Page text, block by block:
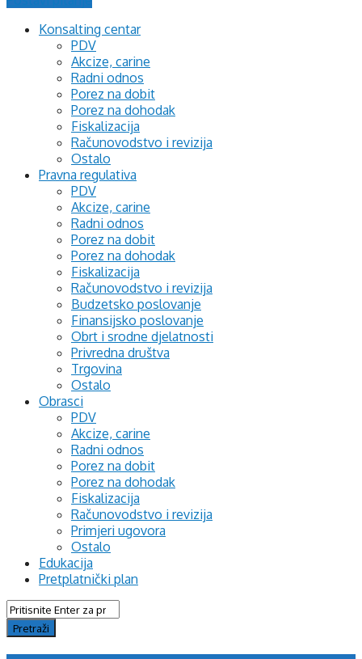
Konsalting centar
PDV
Akcize, carine
Radni odnos
Porez na dobit
Porez na dohodak
Fiskalizacija
Računovodstvo i revizija
Ostalo
Pravna regulativa
PDV
Akcize, carine
Radni odnos
Porez na dobit
Porez na dohodak
Fiskalizacija
Računovodstvo i revizija
Budzetsko poslovanje
Finansijsko poslovanje
Obrt i srodne djelatnosti
Privredna društva
Trgovina
Ostalo
Obrasci
PDV
Akcize, carine
Radni odnos
Porez na dobit
Porez na dohodak
Fiskalizacija
Računovodstvo i revizija
Primjeri ugovora
Ostalo
Edukacija
Pretplatnički plan